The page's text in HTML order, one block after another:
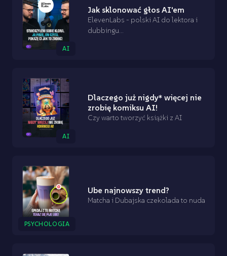
AI
Jak sklonować głos AI'em
ElevenLabs - polski AI do lektora i
dubbingu...
AI
Dlaczego już nigdy* więcej nie
zrobię komiksu AI!
Czy warto tworzyć książki z AI
PSYCHOLOGIA
Ube najnowszy trend?
Matcha i Dubajska czekolada to nuda